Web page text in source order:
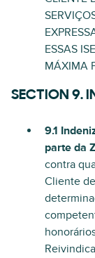
ESSAS
MÁXIMA
SECTION 9.
9.1
parte da
contra
Cliente